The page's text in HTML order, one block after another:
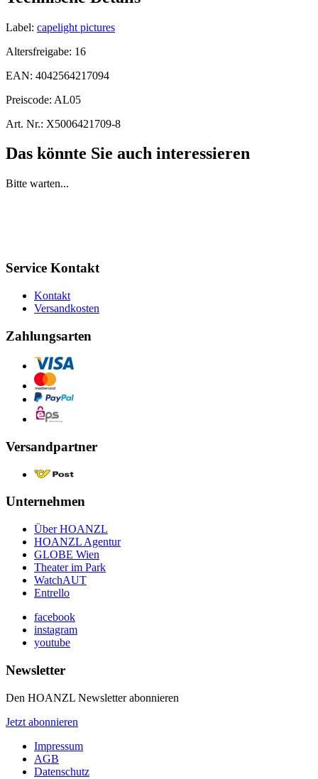
Label: capelight pictures
Altersfreigabe: 16
EAN: 4042564217094
Preiscode: AL05
Art. Nr.: X5006421709-8
Das könnte Sie auch interessieren
Bitte warten...
Service Kontakt
Kontakt
Versandkosten
Zahlungsarten
Versandpartner
Unternehmen
Über HOANZL
HOANZL Agentur
GLOBE Wien
Theater im Park
WatchAUT
Entrello
facebook
instagram
youtube
Newsletter
Den HOANZL Newsletter abonnieren
Jetzt abonnieren
Impressum
AGB
Datenschutz